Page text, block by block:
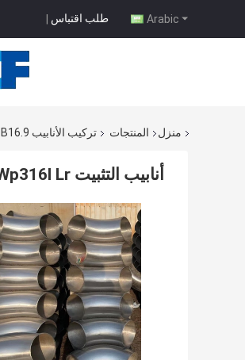
Arabic طلب اقتباس |
منزل المنتجات تركيب الأنابيب ASME B16.9
أنابيب التثبيت Wp316l Lr بلا خيوط 45 90 180 درجة بناء قوي